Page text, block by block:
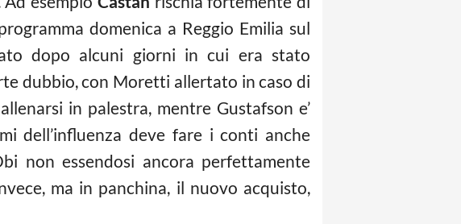
domenica a Reggio Emilia sul
dopo alcuni giorni in cui era stato
dubbio, con Moretti allertato in caso di
in palestra, mentre Gustafson e’
dell’influenza deve fare i conti anche
non essendosi ancora perfettamente
ma in panchina, il nuovo acquisto,